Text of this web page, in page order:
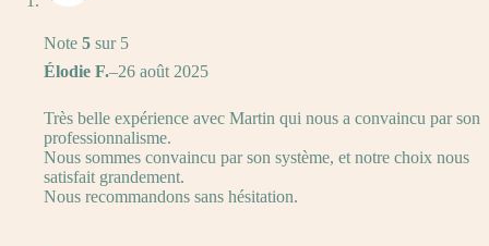
Note 5 sur 5
Élodie F.–26 août 2025
Très belle expérience avec Martin qui nous a convaincu par son
professionnalisme.
Nous sommes convaincu par son système, et notre choix nous
satisfait grandement.
Nous recommandons sans hésitation.